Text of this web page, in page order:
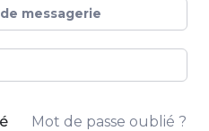
Mot de passe oublié ?